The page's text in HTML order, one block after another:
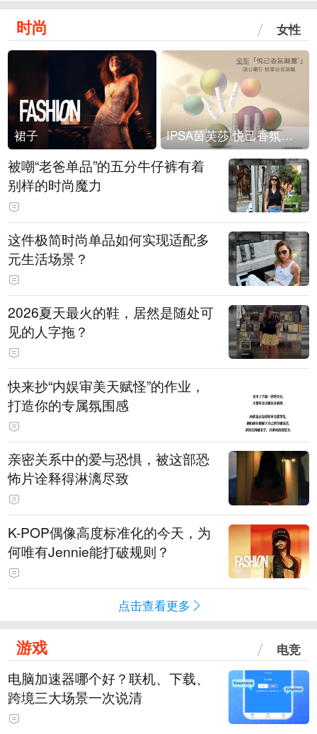
时尚 女性
裙子 IPSA茵芙莎 悦己香氛凝露上市
被嘲“老爸单品”的五分牛仔裤有着
别样的时尚魔力
这件极简时尚单品如何实现适配多
元生活场景？
2026夏天最火的鞋，居然是随处可
见的人字拖？
快来抄“内娱审美天赋怪”的作业，
打造你的专属氛围感
亲密关系中的爱与恐惧，被这部恐
怖片诠释得淋漓尽致
K-POP偶像高度标准化的今天，为
何唯有Jennie能打破规则？
点击查看更多
游戏 电竞
电脑加速器哪个好？联机、下载、
跨境三大场景一次说清